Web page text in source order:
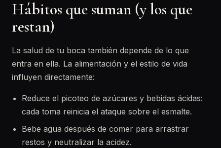
Hábitos que suman (y los que
restan)
La salud de tu boca también depende de lo que
entra en ella. La alimentación y el estilo de vida
influyen directamente:
Reduce el picoteo de azúcares y bebidas ácidas:
cada toma reinicia el ataque sobre el esmalte.
Bebe agua después de comer para arrastrar
restos y neutralizar la acidez.